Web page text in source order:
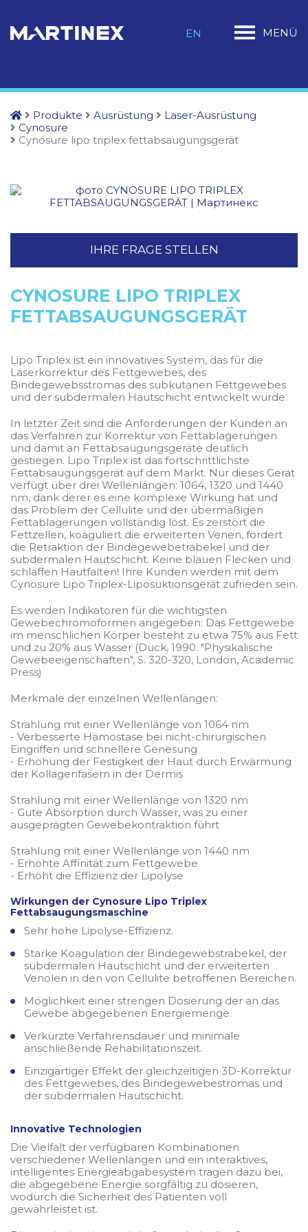
EN MENÜ
Produkte Ausrüstung
Laser-Ausrüstung
Cynosure
Cynosure lipo triplex fettabsaugungsgerät
IHRE FRAGE STELLEN
CYNOSURE LIPO TRIPLEX
FETTABSAUGUNGSGERÄT
Lipo Triplex ist ein innovatives System, das für die
Laserkorrektur des Fettgewebes, des
Bindegewebsstromas des subkutanen Fettgewebes
und der subdermalen Hautschicht entwickelt wurde.
In letzter Zeit sind die Anforderungen der Kunden an
das Verfahren zur Korrektur von Fettablagerungen
und damit an Fettabsaugungsgeräte deutlich
gestiegen. Lipo Triplex ist das fortschrittlichste
Fettabsaugungsgerät auf dem Markt. Nur dieses Gerät
verfügt über drei Wellenlängen: 1064, 1320 und 1440
nm, dank derer es eine komplexe Wirkung hat und
das Problem der Cellulite und der übermäßigen
Fettablagerungen vollständig löst. Es zerstört die
Fettzellen, koaguliert die erweiterten Venen, fördert
die Retraktion der Bindegewebetrabekel und der
subdermalen Hautschicht. Keine blauen Flecken und
schlaffen Hautfalten! Ihre Kunden werden mit dem
Cynosure Lipo Triplex-Liposuktionsgerät zufrieden sein.
Es werden Indikatoren für die wichtigsten
Gewebechromoformen angegeben: Das Fettgewebe
im menschlichen Körper besteht zu etwa 75% aus Fett
und zu 20% aus Wasser (Duck, 1990. "Physikalische
Gewebeeigenschaften", S. 320-320, London, Academic
Press)
Merkmale der einzelnen Wellenlängen:
Strahlung mit einer Wellenlänge von 1064 nm
- Verbesserte Hämostase bei nicht-chirurgischen
Eingriffen und schnellere Genesung
- Erhöhung der Festigkeit der Haut durch Erwärmung
der Kollagenfasern in der Dermis
Strahlung mit einer Wellenlänge von 1320 nm
- Gute Absorption durch Wasser, was zu einer
ausgeprägten Gewebekontraktion führt
Strahlung mit einer Wellenlänge von 1440 nm
- Erhöhte Affinität zum Fettgewebe
- Erhöht die Effizienz der Lipolyse
Wirkungen der Cynosure Lipo Triplex
Fettabsaugungsmaschine
Sehr hohe Lipolyse-Effizienz.
Starke Koagulation der Bindegewebstrabekel, der
subdermalen Hautschicht und der erweiterten
Venolen in den von Cellulite betroffenen Bereichen.
Möglichkeit einer strengen Dosierung der an das
Gewebe abgegebenen Energiemenge.
Verkürzte Verfahrensdauer und minimale
anschließende Rehabilitationszeit.
Einzigartiger Effekt der gleichzeitigen 3D-Korrektur
des Fettgewebes, des Bindegewebestromas und
der subdermalen Hautschicht.
Innovative Technologien
Die Vielfalt der verfügbaren Kombinationen
verschiedener Wellenlängen und ein interaktives,
intelligentes Energieabgabesystem tragen dazu bei,
die abgegebene Energie sorgfältig zu dosieren,
wodurch die Sicherheit des Patienten voll
gewährleistet ist.